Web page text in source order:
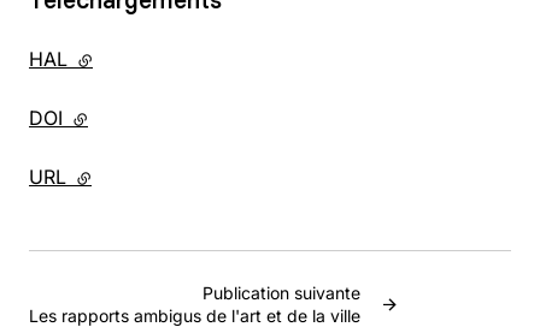
HAL - lien externe
DOI - lien externe
URL - lien externe
Publication suivante
Les rapports ambigus de l'art et de la ville